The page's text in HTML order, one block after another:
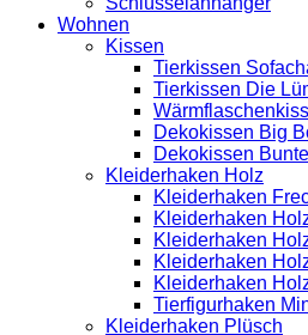
Wohnen
Kissen
Tierkissen
Tierkissen Die
Dekokissen Big
Dekokissen
Kleiderhaken Holz
Kleiderhaken
Kleiderhaken
Kleiderhaken
Kleiderhaken
Kleiderhaken
Tierfigurhaken
Kleiderhaken Plüsch